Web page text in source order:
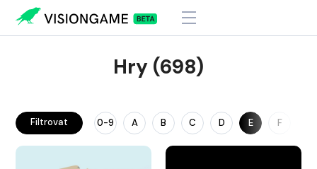
Hry (698)
Filtrovat 0-9 A B C D E F